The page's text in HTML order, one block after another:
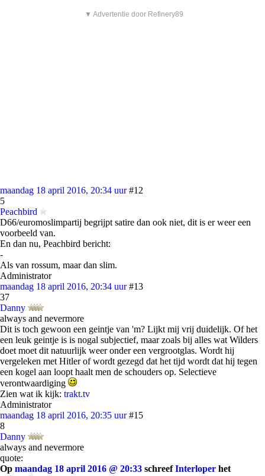
▼ Advertentie door Refinery89
maandag 18 april 2016, 20:34 uur #12
5
Peachbird
D66/euromoslimpartij begrijpt satire dan ook niet, dit is er weer een
voorbeeld van.
En dan nu, Peachbird bericht:
-
Als van rossum, maar dan slim.
Administrator
maandag 18 april 2016, 20:34 uur #13
37
Danny
always and nevermore
Dit is toch gewoon een geintje van 'm? Lijkt mij vrij duidelijk. Of het
een leuk geintje is is nogal subjectief, maar zoals bij alles wat Wilders
doet moet dit natuurlijk weer onder een vergrootglas. Wordt hij
vergeleken met Hitler of wordt gezegd dat het tijd wordt dat hij tegen
een kogel aan loopt haalt men de schouders op. Selectieve
verontwaardiging
Zien wat ik kijk: trakt.tv
Administrator
maandag 18 april 2016, 20:35 uur #15
8
Danny
always and nevermore
quote:
Op maandag 18 april 2016 @ 20:33 schreefInterloper het